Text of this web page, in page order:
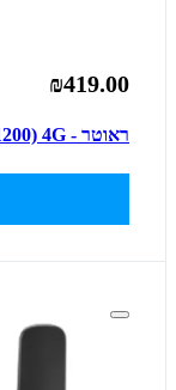
₪419.00
ראוטר - TP-Link Archer MR400 (AC1200) 4G